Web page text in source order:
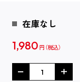
在庫なし
1,980 円